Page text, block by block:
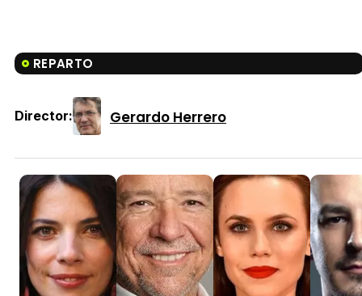
REPARTO
Director: Gerardo Herrero